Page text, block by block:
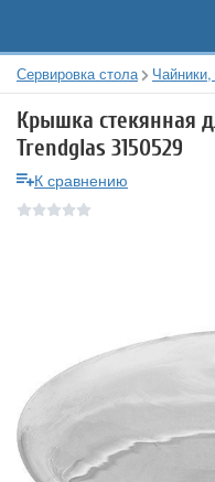
Сервировка стола
Крышка стекянная
Trendglas 3150529
К сравнению